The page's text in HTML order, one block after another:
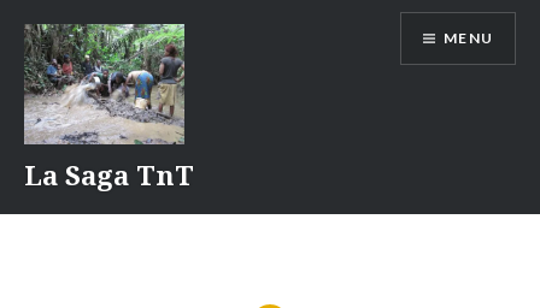
contenu
La Saga TnT
MENU